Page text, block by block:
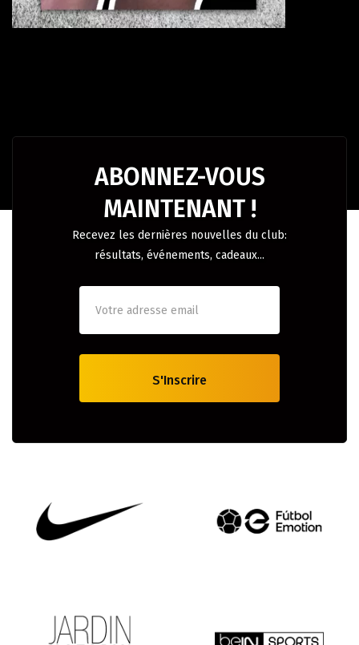
ABONNEZ-VOUS
MAINTENANT !
Recevez les dernières nouvelles du club:
résultats, événements, cadeaux...